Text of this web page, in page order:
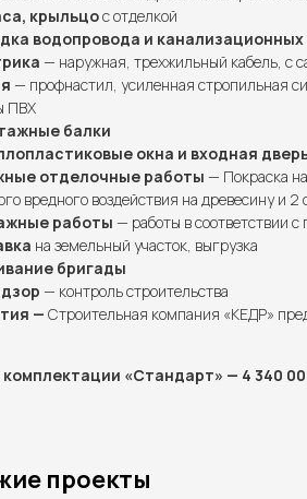
крыльцос отделкой
водопровода и канализационных
— наружная, трехжильный кабель, с
— профнастил, усиленная стропильная
ПВХ
балки
окна и входная
отделочные работы — Покраска
вредного воздействия на древесину и
работы — работы в соответствии с
на земельный участок, выгрузка
бригады
— контроль строительства
— Строительная компания «КЕДР»
«Стандарт» — 4 340
проекты